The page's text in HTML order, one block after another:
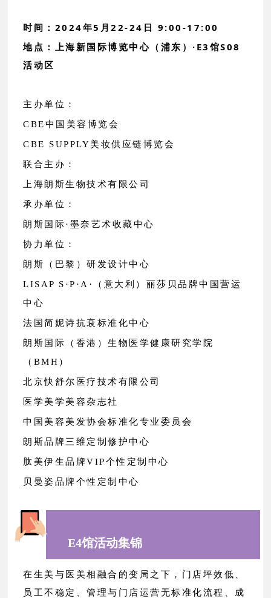
时间：2024年5月22-24日 9:00-17:00
地点：上海新国际博览中心（浦东）·E3馆S08
活动区
主办单位：
CBE中国美容博览会
CBE SUPPLY美妆供应链博览会
联合主办：
上海朗斯生物技术有限公司
承办单位：
朗斯国际·墨奈艺术收藏中心
协力单位：
朗斯（巴黎）研发设计中心
LISAP S·P·A·（意大利）丽莎贝品牌中国营运
中心
法国简妮诗抗衰标准化中心
朗斯国际（香港）生物医学健康研究学院
（BMH）
北京快舒尔医疗技术有限公司
医学美学美容杂志社
中国美容美发协会标准化专业委员会
朗斯品牌三维定制修护中心
肽美伊生品牌VIP个性定制中心
贝曼姿品牌个性定制中心
E4馆活动集锦
在生美与医美相融合的变局之下，门店坪效低、
员工不稳定、管理与门店运营无标准化流程、成